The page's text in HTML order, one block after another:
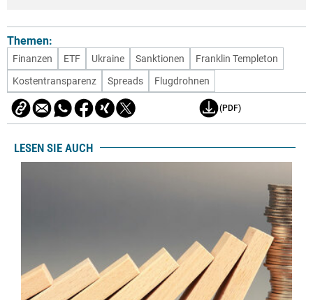
Themen:
Finanzen ETF Ukraine Sanktionen
Franklin Templeton
Kostentransparenz
Spreads Flugdrohnen
(PDF)
LESEN SIE AUCH